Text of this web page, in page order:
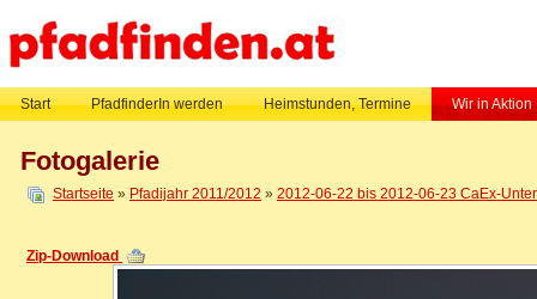
Start PfadfinderIn werden Heimstunden, Termine Wir in Aktion
Fotogalerie
Startseite » Pfadijahr 2011/2012 » 2012-06-22 bis 2012-06-23 CaEx-
Zip-Download